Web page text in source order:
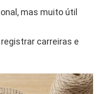
mas muito útil
carreiras e